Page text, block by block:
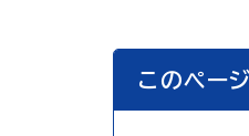
このペー